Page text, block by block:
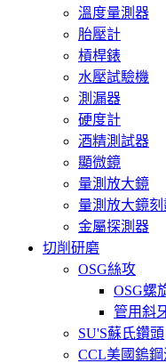
溫度量測器
胎壓計
槓桿錶
水壓試驗機
測漏器
硬度計
酒精測試器
顯微鏡
量測放大鏡
量測放大鏡刻
金屬探測器
切削研磨
OSG絲攻
OSG螺
管用斜
SU'S蘇氏鑽頭
CCL美國鎢鋼